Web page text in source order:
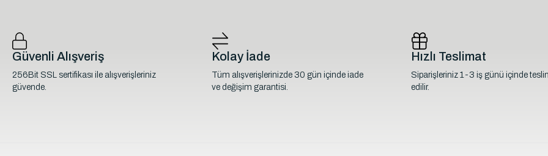
Güvenli Alışveriş
256Bit SSL sertifikası ile alışverişleriniz
güvende.
Kolay İade
Tüm alışverişlerinizde 30 gün içinde iade
ve değişim garantisi.
Hızlı Teslimat
Siparişleriniz 1-3 iş günü içinde
edilir.